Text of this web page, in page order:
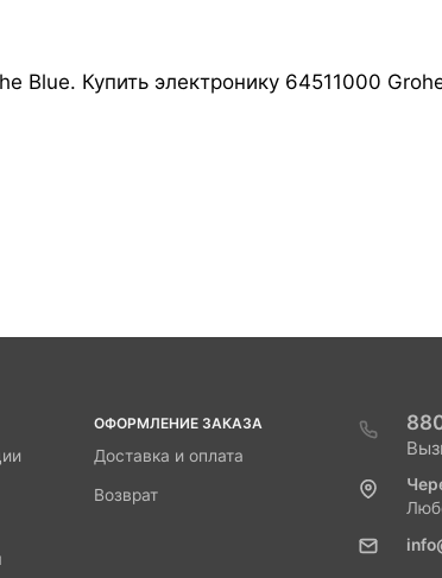
Blue. Купить электронику 64511000
ОФОРМЛЕНИЕ ЗАКАЗА
Доставка и оплата
Возврат